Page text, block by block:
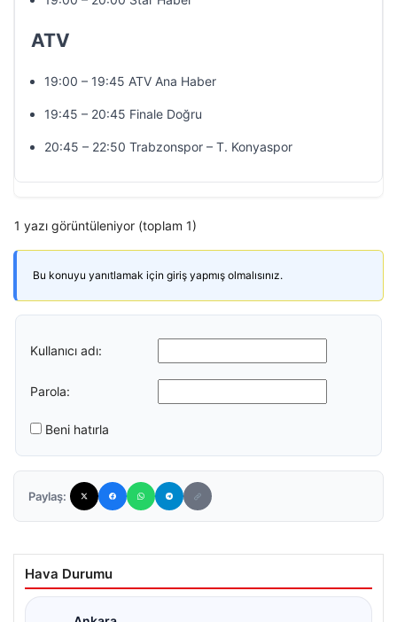
ATV
19:00 – 19:45 ATV Ana Haber
19:45 – 20:45 Finale Doğru
20:45 – 22:50 Trabzonspor – T. Konyaspor
1 yazı görüntüleniyor (toplam 1)
Bu konuyu yanıtlamak için giriş yapmış olmalısınız.
Kullanıcı adı:
Parola:
Beni hatırla
Paylaş:
Hava Durumu